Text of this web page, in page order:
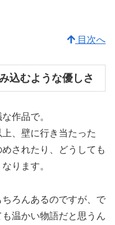
目次へ
込むような優しさ
作品で。
、壁に行き当たった
されたり、どうしても
ります。
ろんあるのですが、で
温かい物語だと思うん